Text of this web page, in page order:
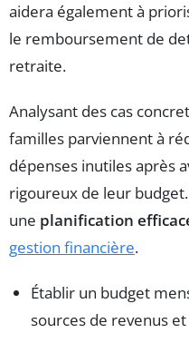
aidera également à
le remboursement de
retraite.
Analysant des cas
familles parviennent à
dépenses inutiles après
rigoureux de leur
une planification
gestion financière.
Établir un budget
sources de revenus